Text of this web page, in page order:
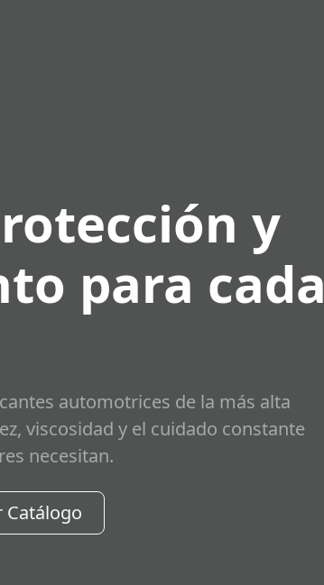
y
para cada
automotrices de la más alta
viscosidad y el cuidado constante
necesitan.
Catálogo